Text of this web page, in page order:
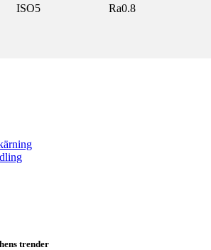
ISO5 Ra0.8
trender